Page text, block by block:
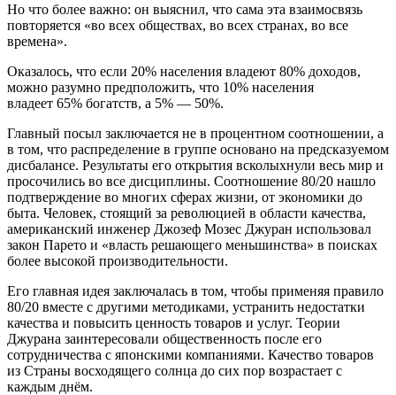
Но что более важно: он выяснил, что сама эта взаимосвязь
повторяется «во всех обществах, во всех странах, во все
времена».
Оказалось, что если 20% населения владеют 80% доходов,
можно разумно предположить, что 10% населения
владеет 65% богатств, а 5% — 50%.
Главный посыл заключается не в процентном соотношении, а
в том, что распределение в группе основано на предсказуемом
дисбалансе. Результаты его открытия всколыхнули весь мир и
просочились во все дисциплины. Соотношение 80/20 нашло
подтверждение во многих сферах жизни, от экономики до
быта. Человек, стоящий за революцией в области качества,
американский инженер Джозеф Мозес Джуран использовал
закон Парето и «власть решающего меньшинства» в поисках
более высокой производительности.
Его главная идея заключалась в том, чтобы применяя правило
80/20 вместе с другими методиками, устранить недостатки
качества и повысить ценность товаров и услуг. Теории
Джурана заинтересовали общественность после его
сотрудничества с японскими компаниями. Качество товаров
из Страны восходящего солнца до сих пор возрастает с
каждым днём.